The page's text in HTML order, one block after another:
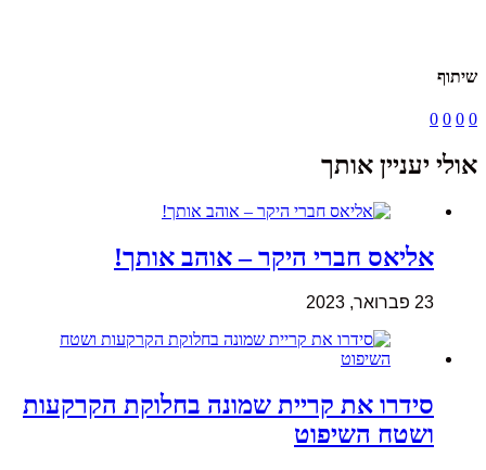
שיתוף
0
0
0
0
אולי יעניין אותך
אליאס חברי היקר – אוהב אותך!
23 פברואר, 2023
סידרו את קריית שמונה בחלוקת הקרקעות
ושטח השיפוט